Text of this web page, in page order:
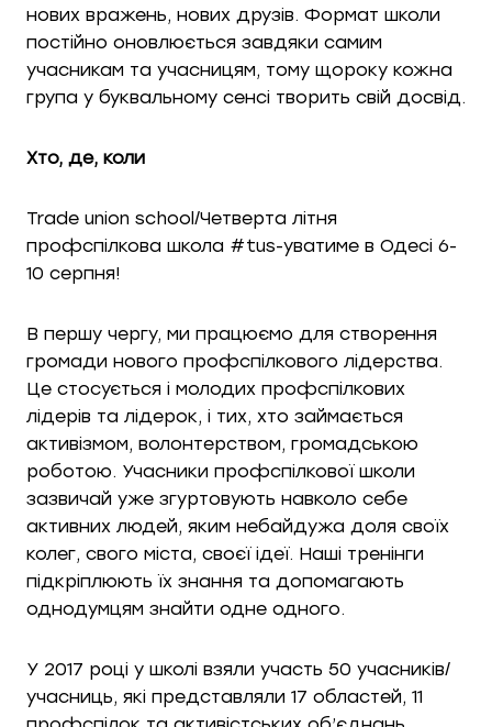
нових вражень, нових друзів. Формат школи
постійно оновлюється завдяки самим
учасникам та учасницям, тому щороку кожна
група у буквальному сенсі творить свій досвід.
Хто, де, коли
Trade union school/Четверта літня
профспілкова школа #tus-уватиме в Одесі 6-
10 серпня!
В першу чергу, ми працюємо для створення
громади нового профспілкового лідерства.
Це стосується і молодих профспілкових
лідерів та лідерок, і тих, хто займається
активізмом, волонтерством, громадською
роботою. Учасники профспілкової школи
зазвичай уже згуртовують навколо себе
активних людей, яким небайдужа доля своїх
колег, свого міста, своєї ідеї. Наші тренінги
підкріплюють їх знання та допомагають
однодумцям знайти одне одного.
У 2017 році у школі взяли участь 50 учасників/
учасниць, які представляли 17 областей, 11